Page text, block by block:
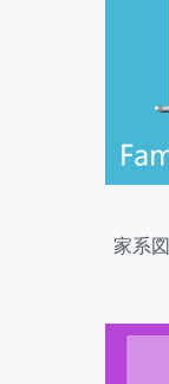
家系